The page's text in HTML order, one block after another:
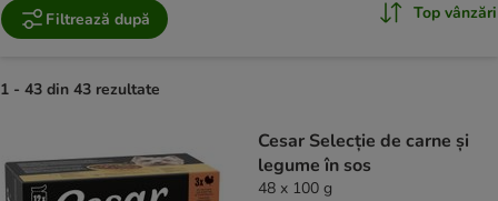
Filtrează după Top vânzări
1 - 43 din 43 rezultate
Cesar Selecție de carne și
legume în sos
48 x 100 g